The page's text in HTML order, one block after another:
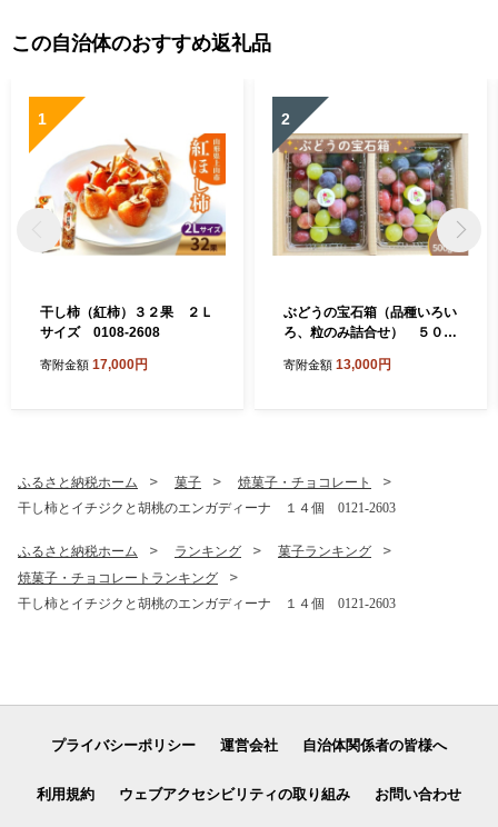
この自治体のおすすめ返礼品
1
干し柿（紅柿）３２果 ２Ｌ
サイズ 0108-2608
寄附金額 17,000円
2
ぶどうの宝石箱（品種いろい
ろ、粒のみ詰合せ） ５００
寄附金額 13,000円
ふるさと納税ホーム 菓子
焼菓子・チョコレート
干し柿とイチジクと胡桃のエンガディーナ １４個 0121-2603
ふるさと納税ホーム ランキング
菓子ランキング
焼菓子・チョコレートランキング
干し柿とイチジクと胡桃のエンガディーナ １４個 0121-2603
プライバシーポリシー 運営会社 自治体関係者の皆様へ
利用規約 ウェブアクセシビリティの取り組み お問い合わせ